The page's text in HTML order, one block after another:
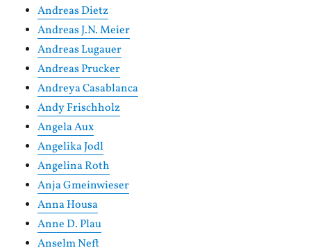
Andreas Dietz
Andreas J.N. Meier
Andreas Lugauer
Andreas Prucker
Andreya Casablanca
Andy Frischholz
Angela Aux
Angelika Jodl
Angelina Roth
Anja Gmeinwieser
Anna Housa
Anne D. Plau
Anselm Neft